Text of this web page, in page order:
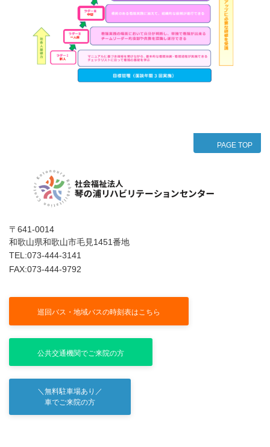
PAGE TOP
〒641-0014
和歌山県和歌山市毛見1451番地
TEL:073-444-3141
FAX:073-444-9792
巡回バス・地域バスの時刻表はこちら
公共交通機関でご来院の方
＼無料駐車場あり／
車でご来院の方